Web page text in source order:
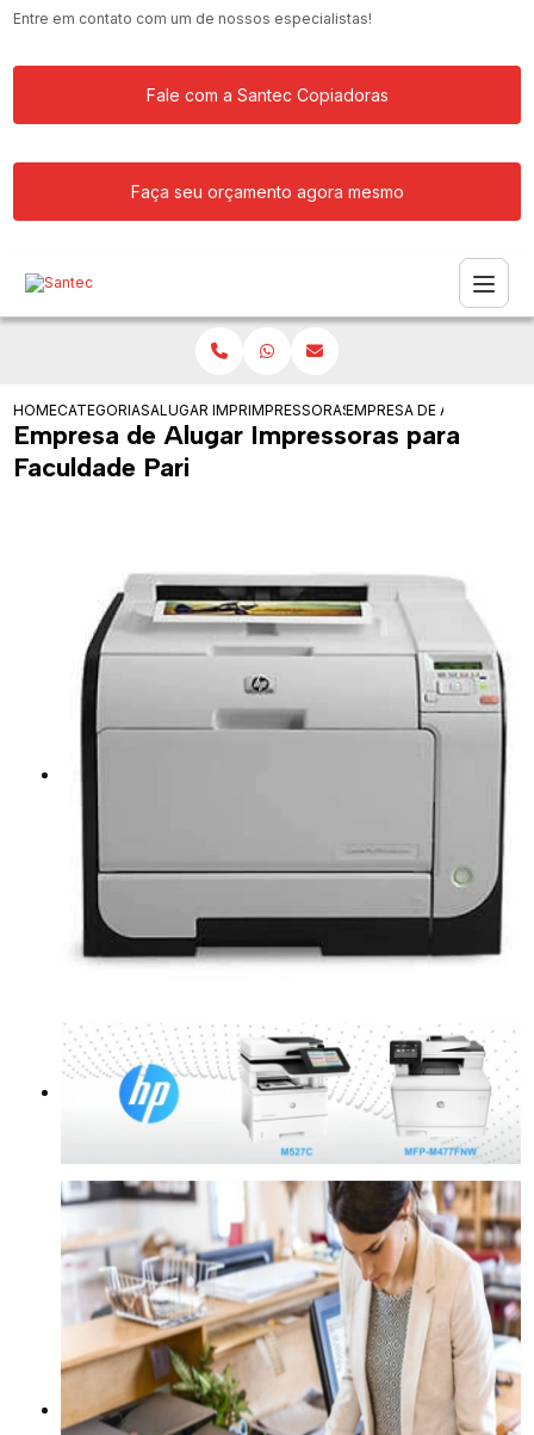
Entre em contato com um de nossos especialistas!
Fale com a Santec Copiadoras
Faça seu orçamento agora mesmo
HOMECATEGORIASALUGAR IMPRESSORAIMPRESSORAS PARA EMPRESA DE
EMPRESA DE ALUGAR
Empresa de Alugar Impressoras para
Faculdade Pari